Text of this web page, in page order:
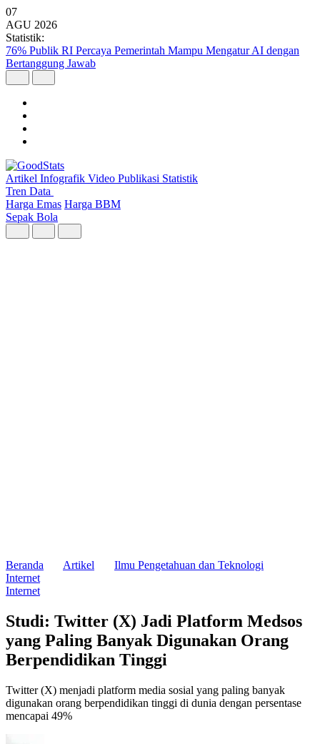
07
AGU 2026
Statistik:
76% Publik RI Percaya Pemerintah Mampu Mengatur AI dengan
Bertanggung Jawab
Artikel Infografik Video Publikasi Statistik
Tren Data
Harga Emas Harga BBM
Sepak Bola
Beranda Artikel
Ilmu Pengetahuan dan Teknologi
Internet
Internet
Studi: Twitter (X) Jadi Platform Medsos
yang Paling Banyak Digunakan Orang
Berpendidikan Tinggi
Twitter (X) menjadi platform media sosial yang paling banyak
digunakan orang berpendidikan tinggi di dunia dengan persentase
mencapai 49%